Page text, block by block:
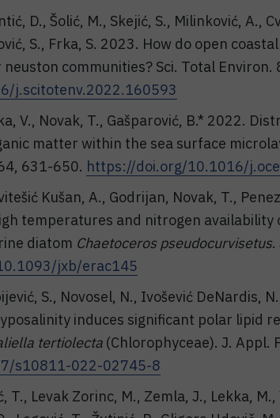
D., Šolić, M., Skejić, S., Milinković, A.,
S., Frka, S. 2023. How do open
communities? Sci. Total Environ.
j.scitotenv.2022.160593
V., Novak, T., Gašparović, B.* 2022.
matter within the sea surface
631-650. https://doi.org/10.1016/
Kušan, A., Godrijan, Novak, T.,
temperatures and nitrogen availability
diatom Chaetoceros pseudocurvisetus.
jxb/erac145
S., Novosel, N., Ivošević DeNardis,
induces significant polar lipid
tertiolecta (Chlorophyceae). J. Appl.
s10811-022-02745-8
T., Levak Zorinc, M., Zemla, J., Lekka,